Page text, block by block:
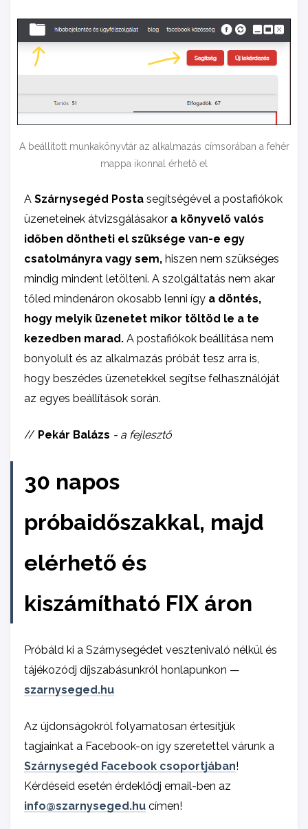
A beállított munkakönyvtár az alkalmazás címsorában a fehér
mappa ikonnal érhető el
A Szárnysegéd Posta segítségével a postafiókok
üzeneteinek átvizsgálásakor a könyvelő valós
időben döntheti el szüksége van-e egy
csatolmányra vagy sem, hiszen nem szükséges
mindig mindent letölteni. A szolgáltatás nem akar
tőled mindenáron okosabb lenni így a döntés,
hogy melyik üzenetet mikor töltöd le a te
kezedben marad. A postafiókok beállítása nem
bonyolult és az alkalmazás próbát tesz arra is,
hogy beszédes üzenetekkel segítse felhasználóját
az egyes beállítások során.
// Pekár Balázs - a fejlesztő
30 napos
próbaidőszakkal, majd
elérhető és
kiszámítható FIX áron
Próbáld ki a Szárnysegédet vesztenivaló nélkül és
tájékozódj díjszabásunkról honlapunkon —
szarnyseged.hu
Az újdonságokról folyamatosan értesítjük
tagjainkat a Facebook-on így szeretettel várunk a
Szárnysegéd Facebook csoportjában!
Kérdéseid esetén érdeklődj email-ben az
info@szarnyseged.hu címen!